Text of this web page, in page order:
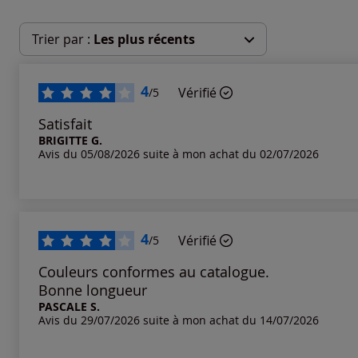
Trier par : Les plus récents
Les plus anciens
4/5 Vérifié
Satisfait
BRIGITTE G.
Avis du 05/08/2026 suite à mon achat du 02/07/2026
4/5 Vérifié
Couleurs conformes au catalogue.
Bonne longueur
PASCALE S.
Avis du 29/07/2026 suite à mon achat du 14/07/2026